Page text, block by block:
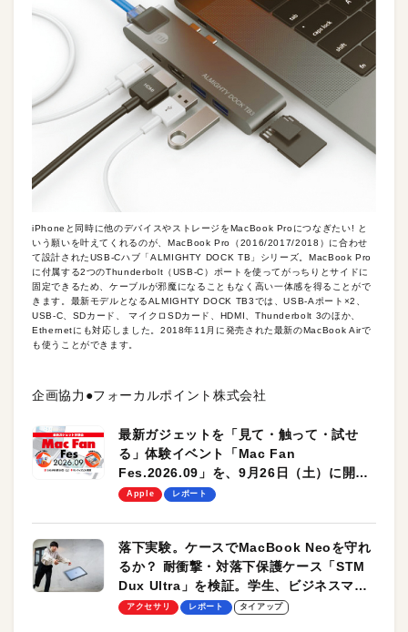
iPhoneと同時に他のデバイスやストレージをMacBook Proにつなぎたい! と
いう願いを叶えてくれるのが、MacBook Pro（2016/2017/2018）に合わせ
て設計されたUSB-Cハブ「ALMIGHTY DOCK TB」シリーズ。MacBook Pro
に付属する2つのThunderbolt（USB-C）ポートを使ってがっちりとサイドに
固定できるため、ケーブルが邪魔になることもなく高い一体感を得ることがで
きます。最新モデルとなるALMIGHTY DOCK TB3では、USB-Aポート×2、
USB-C、SDカード、 マイクロSDカード、HDMI、Thunderbolt 3のほか、
Ethernetにも対応しました。2018年11月に発売された最新のMacBook Airで
も使うことができます。
企画協力●フォーカルポイント株式会社
最新ガジェットを「見て・触って・試せ
る」体験イベント「Mac Fan
Fes.2026.09」を、9月26日（土）に開催
します！
Apple レポート
落下実験。ケースでMacBook Neoを守れ
るか？ 耐衝撃・対落下保護ケース「STM
Dux Ultra」を検証。学生、ビジネスマン
のモバイルユースに最適！
アクセサリ レポート タイアップ